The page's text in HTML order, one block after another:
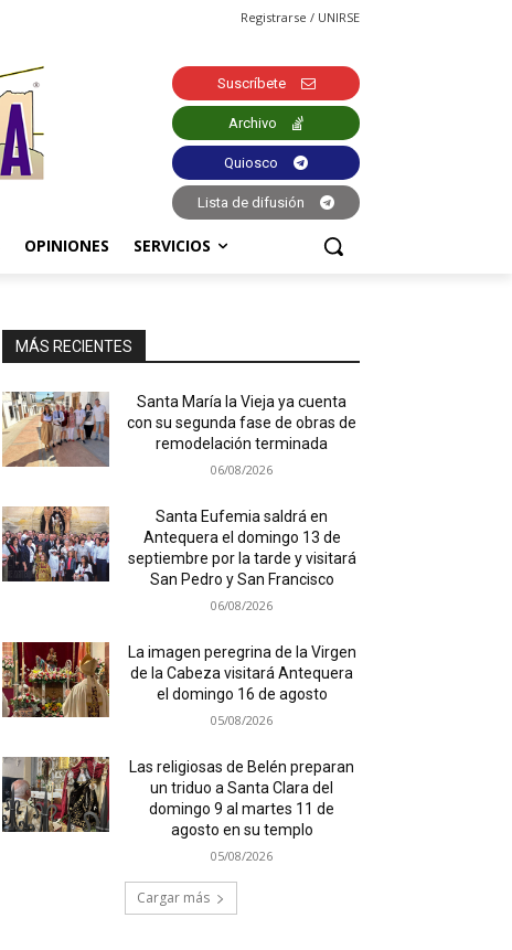
Registrarse / UNIRSE
Suscríbete
Archivo
Quiosco
Lista de difusión
OPINIONES SERVICIOS
MÁS RECIENTES
Santa María la Vieja ya cuenta
con su segunda fase de obras de
remodelación terminada
06/08/2026
Santa Eufemia saldrá en
Antequera el domingo 13 de
septiembre por la tarde y visitará
San Pedro y San Francisco
06/08/2026
La imagen peregrina de la Virgen
de la Cabeza visitará Antequera
el domingo 16 de agosto
05/08/2026
Las religiosas de Belén preparan
un triduo a Santa Clara del
domingo 9 al martes 11 de
agosto en su templo
05/08/2026
Cargar más